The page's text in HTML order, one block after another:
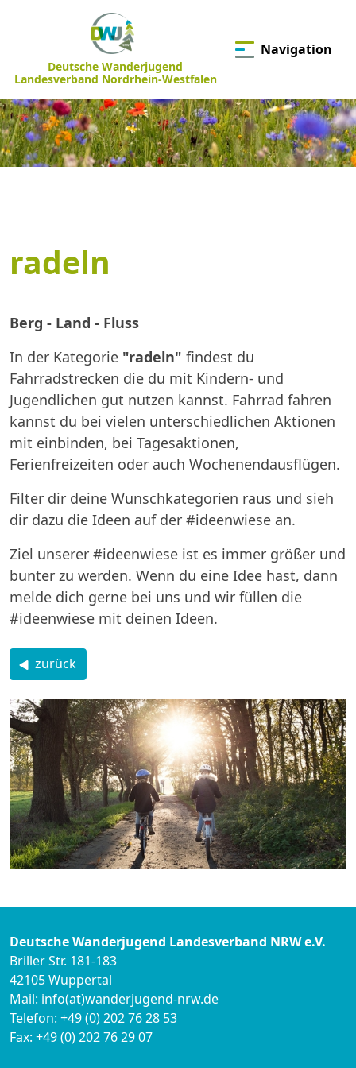
Deutsche Wanderjugend
Landesverband Nordrhein-Westfalen
Navigation
radeln
Berg - Land - Fluss
In der Kategorie "radeln" findest du
Fahrradstrecken die du mit Kindern- und
Jugendlichen gut nutzen kannst. Fahrrad fahren
kannst du bei vielen unterschiedlichen Aktionen
mit einbinden, bei Tagesaktionen,
Ferienfreizeiten oder auch Wochenendausflügen.
Filter dir deine Wunschkategorien raus und sieh
dir dazu die Ideen auf der #ideenwiese an.
Ziel unserer #ideenwiese ist es immer größer und
bunter zu werden. Wenn du eine Idee hast, dann
melde dich gerne bei uns und wir füllen die
#ideenwiese mit deinen Ideen.
zurück
Deutsche Wanderjugend Landesverband NRW e.V.
Briller Str. 181-183
42105 Wuppertal
Mail: info(at)wanderjugend-nrw.de
Telefon: +49 (0) 202 76 28 53
Fax: +49 (0) 202 76 29 07